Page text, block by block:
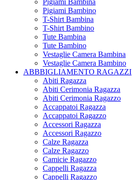
Pigiami Bambino
T-Shirt Bambina
T-Shirt Bambino
Tute Bambina
Tute Bambino
Vestaglie Camera Bambina
Vestaglie Camera Bambino
ABBBIGLIAMENTO RAGAZZI
Abiti Ragazza
Abiti Cerimonia Ragazza
Abiti Cerimonia Ragazzo
Accappatoi Ragazza
Accappatoi Ragazzo
Accessori Ragazza
Accessori Ragazzo
Calze Ragazza
Calze Ragazzo
Camicie Ragazzo
Cappelli Ragazza
Cappelli Ragazzo